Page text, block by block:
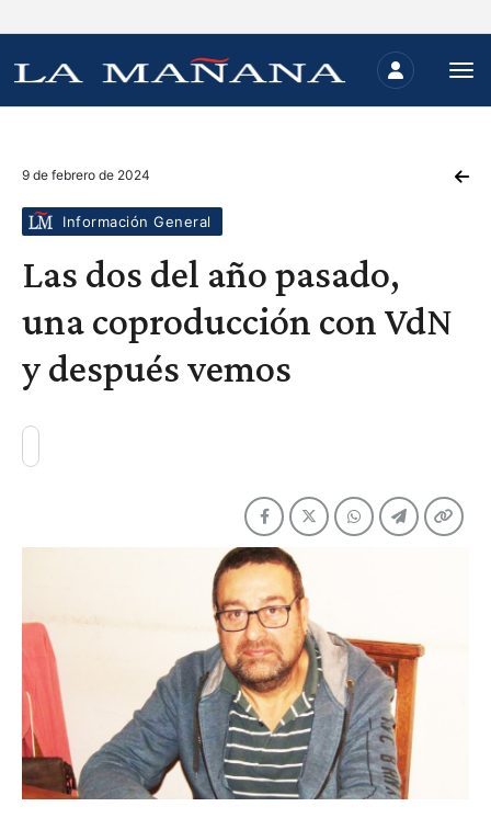
9 de febrero de 2024
Información General
Las dos del año pasado,
una coproducción con VdN
y después vemos